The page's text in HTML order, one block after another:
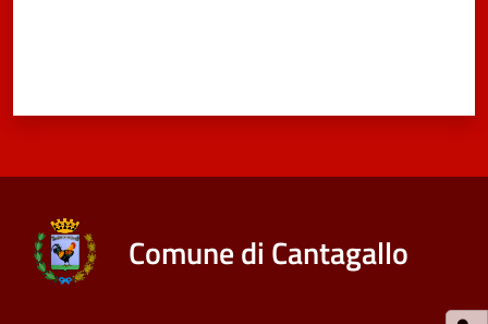
Comune di Cantagallo